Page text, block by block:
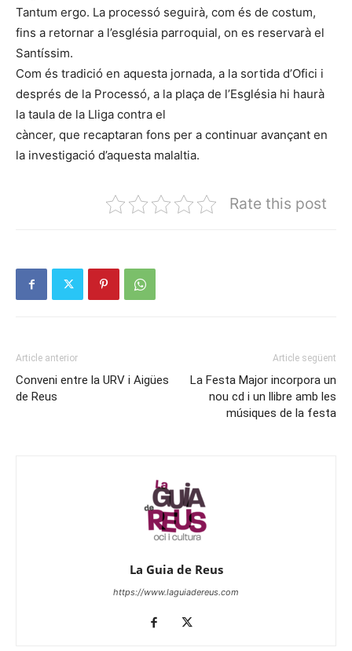
Tantum ergo. La processó seguirà, com és de costum,
fins a retornar a l’església parroquial, on es reservarà el
Santíssim.
Com és tradició en aquesta jornada, a la sortida d’Ofici i
després de la Processó, a la plaça de l’Església hi haurà
la taula de la Lliga contra el
càncer, que recaptaran fons per a continuar avançant en
la investigació d’aquesta malaltia.
Rate this post
Article anterior
Conveni entre la URV i Aigües
de Reus
Article següent
La Festa Major incorpora un
nou cd i un llibre amb les
músiques de la festa
La Guia de Reus
https://www.laguiadereus.com